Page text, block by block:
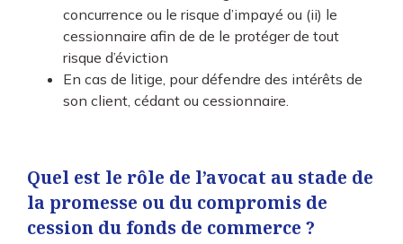
concurrence ou le risque d’impayé ou (ii) le
cessionnaire afin de de le protéger de tout
risque d’éviction
En cas de litige, pour défendre des intérêts de
son client, cédant ou cessionnaire.
Quel est le rôle de l’avocat au stade de
la promesse ou du compromis de
cession du fonds de commerce ?